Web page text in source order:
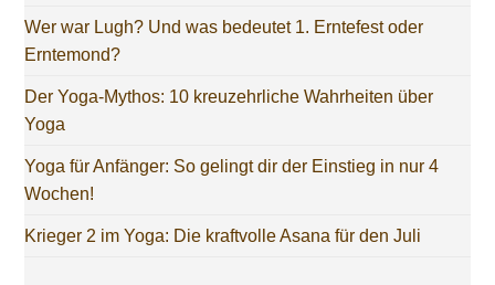
Wer war Lugh? Und was bedeutet 1. Erntefest oder
Erntemond?
Der Yoga-Mythos: 10 kreuzehrliche Wahrheiten über
Yoga
Yoga für Anfänger: So gelingt dir der Einstieg in nur 4
Wochen!
Krieger 2 im Yoga: Die kraftvolle Asana für den Juli